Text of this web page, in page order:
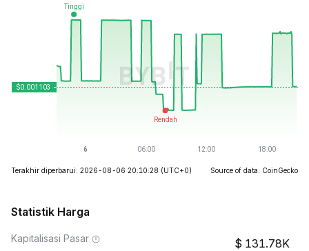
Terakhir diperbarui: 2026-08-06 20:10:28 (UTC+0) Source of data: CoinGecko
Statistik Harga
Kapitalisasi Pasar 131.78K